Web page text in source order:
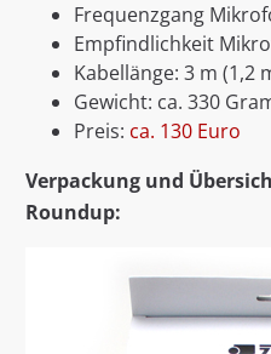
Frequenzgang
Empfindlichkeit
Kabellänge: 3 m (1,2
Gewicht: ca. 330
Preis: ca. 130 Euro
Verpackung und
Roundup: